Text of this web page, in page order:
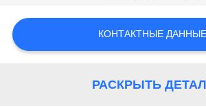
САЙТА
КОНТАКТНЫЕ
РАСКРЫТЬ